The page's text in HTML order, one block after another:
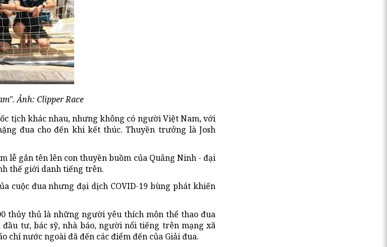
Ảnh: Clipper Race
tịch khác nhau, nhưng không có người Việt Nam, với
đua cho đến khi kết thúc. Thuyền trưởng là Josh
lễ gắn tên lên con thuyền buồm của Quảng Ninh - đại
thế giới danh tiếng trên.
cuộc đua nhưng đại dịch COVID-19 bùng phát khiến
thủy thủ là những người yêu thích môn thể thao đua
tư, bác sỹ, nhà báo, người nổi tiếng trên mạng xã
chí nước ngoài đã đến các điểm đến của Giải đua.